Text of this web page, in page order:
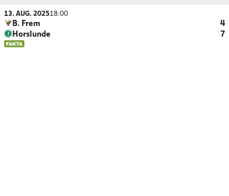
13. AUG. 202518:00
B. Frem
4
Horslunde
7